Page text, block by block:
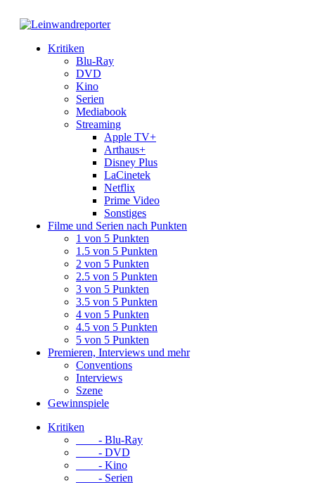
Kritiken
Blu-Ray
DVD
Kino
Serien
Mediabook
Streaming
Apple TV+
Arthaus+
Disney Plus
LaCinetek
Netflix
Prime Video
Sonstiges
Filme und Serien nach Punkten
1 von 5 Punkten
1.5 von 5 Punkten
2 von 5 Punkten
2.5 von 5 Punkten
3 von 5 Punkten
3.5 von 5 Punkten
4 von 5 Punkten
4.5 von 5 Punkten
5 von 5 Punkten
Premieren, Interviews und mehr
Conventions
Interviews
Szene
Gewinnspiele
Kritiken
- Blu-Ray
- DVD
- Kino
- Serien